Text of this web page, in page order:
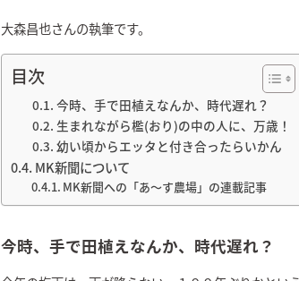
大森昌也さんの執筆です。
目次
今時、手で田植えなんか、時代遅れ？
生まれながら檻(おり)の中の人に、万歳！
幼い頃からエッタと付き合ったらいかん
MK新聞について
MK新聞への「あ～す農場」の連載記事
今時、手で田植えなんか、時代遅れ？